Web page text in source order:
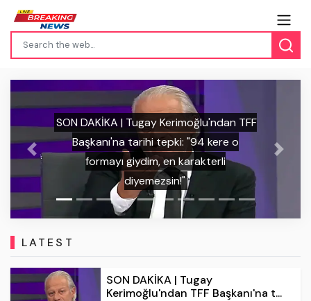
SON DAKİKA | İrfan Can Kahveci'den
Kosova'daki havai fişekli saldırıya tokat
gibi cevap: "Türk milletini tanıyamadılar!"
Previous Next
LATEST
SON DAKİKA | Tugay
Kerimoğlu'ndan TFF Başkanı'na t...